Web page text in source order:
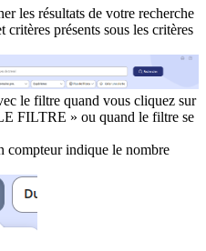
les résultats de votre recherche
critères présents sous les critères
le filtre quand vous cliquez sur
FILTRE » ou quand le filtre se
compteur indique le nombre